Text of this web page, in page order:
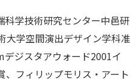
科学技術研究センター中邑研
大学空間演出デザイン学科准
ジスタアウォード2001イ
、フィリップモリス・アート